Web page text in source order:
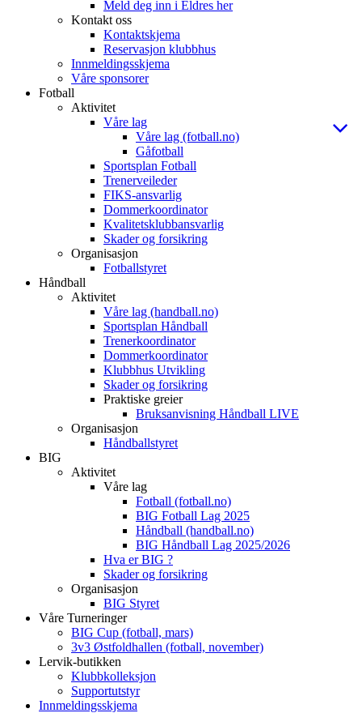
Meld deg inn i Eldres her
Kontakt oss
Kontaktskjema
Reservasjon klubbhus
Innmeldingsskjema
Våre sponsorer
Fotball
Aktivitet
Våre lag
Våre lag (fotball.no)
Gåfotball
Sportsplan Fotball
Trenerveileder
FIKS-ansvarlig
Dommerkoordinator
Kvalitetsklubbansvarlig
Skader og forsikring
Organisasjon
Fotballstyret
Håndball
Aktivitet
Våre lag (handball.no)
Sportsplan Håndball
Trenerkoordinator
Dommerkoordinator
Klubbhus Utvikling
Skader og forsikring
Praktiske greier
Bruksanvisning Håndball LIVE
Organisasjon
Håndballstyret
BIG
Aktivitet
Våre lag
Fotball (fotball.no)
BIG Fotball Lag 2025
Håndball (handball.no)
BIG Håndball Lag 2025/2026
Hva er BIG ?
Skader og forsikring
Organisasjon
BIG Styret
Våre Turneringer
BIG Cup (fotball, mars)
3v3 Østfoldhallen (fotball, november)
Lervik-butikken
Klubbkolleksjon
Supportutstyr
Innmeldingsskjema